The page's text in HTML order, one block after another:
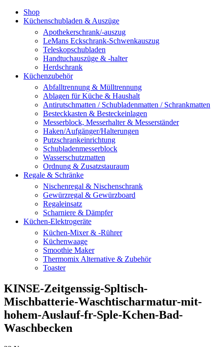
Shop
Küchenschubladen & Auszüge
Apothekerschrank/-auszug
LeMans Eckschrank-Schwenkauszug
Teleskopschubladen
Handtuchauszüge & -halter
Herdschrank
Küchenzubehör
Abfalltrennung & Mülltrennung
Ablagen für Küche & Haushalt
Antirutschmatten / Schubladenmatten / Schrankmatten
Besteckkasten & Besteckeinlagen
Messerblock, Messerhalter & Messerständer
Haken/Aufgänger/Halterungen
Putzschrankeinrichtung
Schubladenmesserblock
Wasserschutzmatten
Ordnung & Zusatzstauraum
Regale & Schränke
Nischenregal & Nischenschrank
Gewürzregal & Gewürzboard
Regaleinsatz
Scharniere & Dämpfer
Küchen-Elektrogeräte
Küchen-Mixer & -Rührer
Küchenwaage
Smoothie Maker
Thermomix Alternative & Zubehör
Toaster
KINSE-Zeitgenssig-Spltisch-
Mischbatterie-Waschtischarmatur-mit-
hohem-Auslauf-fr-Sple-Kchen-Bad-
Waschbecken